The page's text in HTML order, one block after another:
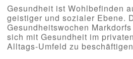
Gesundheit ist Wohlbefinden
geistiger und sozialer Ebene.
Gesundheitswochen
sich mit Gesundheit im
Alltags-Umfeld zu